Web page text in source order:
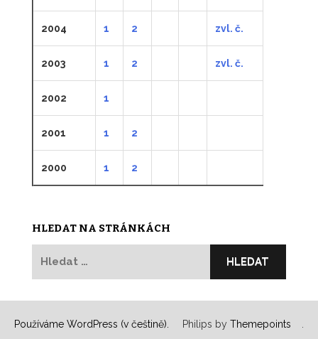
2004 1 2 zvl. č.
2003 1 2 zvl. č.
2002 1
2001 1 2
2000 1 2
HLEDAT NA STRÁNKÁCH
Používáme WordPress (v češtině). Philips by Themepoints